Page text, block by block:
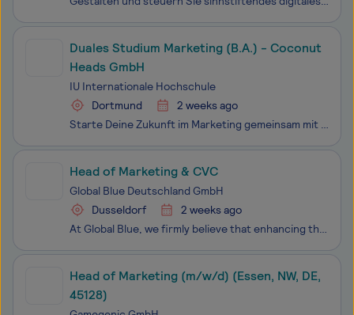
Duales Studium Marketing (B.A.) - Coconut
Heads GmbH
IU Internationale Hochschule
Dortmund
2 weeks ago
Starte Deine Zukunft im Marketing gemeinsam mit der Coconut Heads GmbH und der IU Internationalen Hochschule. Im Dualen Studium verbindest Du praktische Arbeit im Unternehmen mit Lehrveranstaltungen an zwei Tagen pro Woche am Campus. Interaktive Lehrmaterialien unterstützen Dich dabei
Head of Marketing & CVC
Global Blue Deutschland GmbH
Dusseldorf
2 weeks ago
At Global Blue, we firmly believe that enhancing the shopping experience drives performance. Our mission is to seamlessly connect shoppers and brands worldwide by simplifying the shopping experience and boosting retailer performance. With over 40 years of industry expertise, we have pioneered Tax F
Head of Marketing (m/w/d) (Essen, NW, DE,
45128)